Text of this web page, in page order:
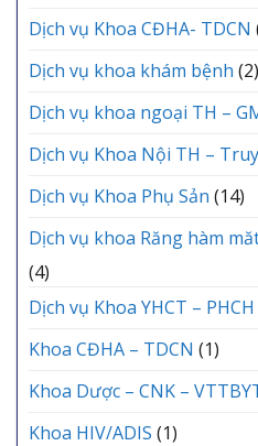
Dịch vụ Khoa CĐHA- TDCN
Dịch vụ khoa khám bệnh (2)
Dịch vụ khoa ngoại TH –
Dịch vụ Khoa Nội TH –
Dịch vụ Khoa Phụ Sản (14)
Dịch vụ khoa Răng hàm
(4)
Dịch vụ Khoa YHCT – PHCH
Khoa CĐHA – TDCN (1)
Khoa Dược – CNK –
Khoa HIV/ADIS (1)